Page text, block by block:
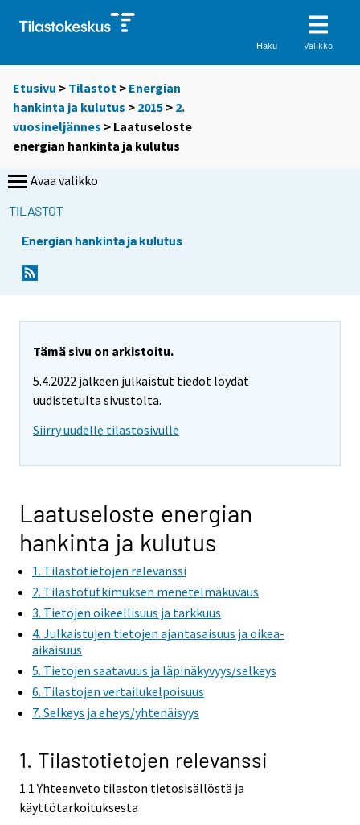
Haku Valikko
Etusivu > Tilastot > Energian
hankinta ja kulutus > 2015 > 2.
vuosineljännes > Laatuseloste
energian hankinta ja kulutus
Avaa valikko
TILASTOT
Energian hankinta ja kulutus
Tämä sivu on arkistoitu.
5.4.2022 jälkeen julkaistut tiedot löydät
uudistetulta sivustolta.
Siirry uudelle tilastosivulle
Laatuseloste energian
hankinta ja kulutus
1. Tilastotietojen relevanssi
2. Tilastotutkimuksen menetelmäkuvaus
3. Tietojen oikeellisuus ja tarkkuus
4. Julkaistujen tietojen ajantasaisuus ja oikea-
aikaisuus
5. Tietojen saatavuus ja läpinäkyvyys/selkeys
6. Tilastojen vertailukelpoisuus
7. Selkeys ja eheys/yhtenäisyys
1. Tilastotietojen relevanssi
1.1 Yhteenveto tilaston tietosisällöstä ja
käyttötarkoituksesta